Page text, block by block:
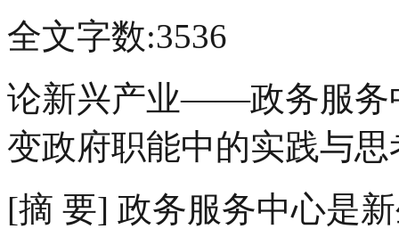
全文字数:3536
论新兴产业――政务服务
变政府职能中的实践与思
[摘 要] 政务服务中心是